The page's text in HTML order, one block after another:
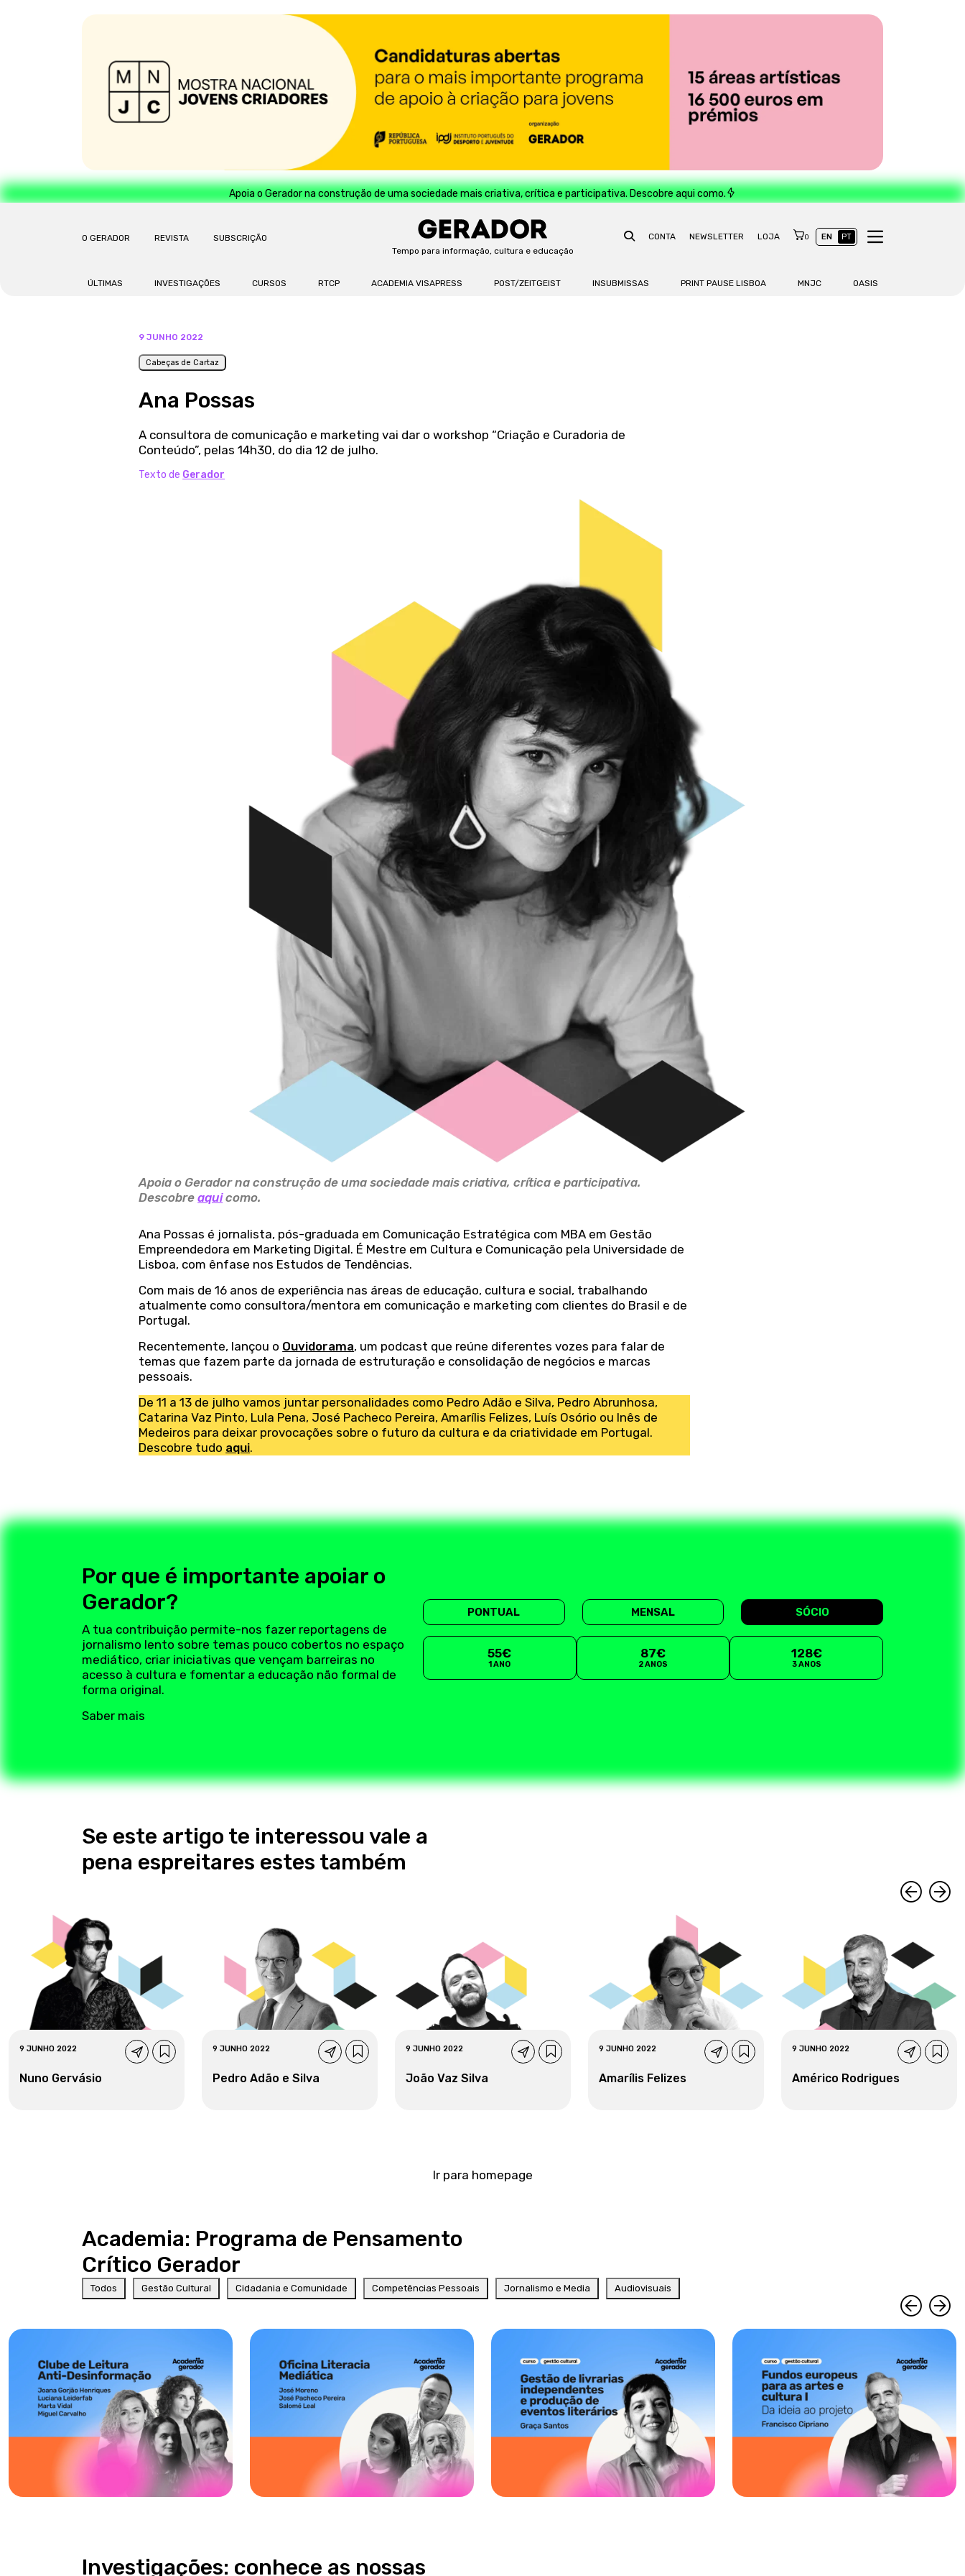
Apoia o Gerador na construção de uma sociedade mais criativa, crítica e participativa. Descobre aqui como.
O GERADOR REVISTA
SUBSCRIÇÃO
Tempo para informação, cultura e educação
CONTA NEWSLETTER LOJA 0 EN PT
ÚLTIMAS INVESTIGAÇÕES CURSOS RTCP ACADEMIA VISAPRESS POST/ZEITGEIST INSUBMISSAS PRINT PAUSE LISBOA MNJC OASIS
9 JUNHO 2022
Cabeças de Cartaz
Ana Possas
A consultora de comunicação e marketing vai dar o workshop “Criação e Curadoria de
Conteúdo”, pelas 14h30, do dia 12 de julho.
Texto de Gerador
Apoia o Gerador na construção de uma sociedade mais criativa, crítica e participativa.
Descobreaquicomo.
Ana Possas é jornalista, pós-graduada em Comunicação Estratégica com MBA em Gestão
Empreendedora em Marketing Digital. É Mestre em Cultura e Comunicação pela Universidade de
Lisboa, com ênfase nos Estudos de Tendências.
Com mais de 16 anos de experiência nas áreas de educação, cultura e social, trabalhando
atualmente como consultora/mentora em comunicação e marketing com clientes do Brasil e de
Portugal.
Recentemente, lançou o Ouvidorama, um podcast que reúne diferentes vozes para falar de
temas que fazem parte da jornada de estruturação e consolidação de negócios e marcas
pessoais.
De 11 a 13 de julho vamos juntar personalidades como Pedro Adão e Silva, Pedro Abrunhosa,
Catarina Vaz Pinto, Lula Pena, José Pacheco Pereira, Amarílis Felizes, Luís Osório ou Inês de
Medeiros para deixar provocações sobre o futuro da cultura e da criatividade em Portugal.
Descobre tudo aqui.
Por que é importante apoiar o
Gerador?
A tua contribuição permite-nos fazer reportagens de
jornalismo lento sobre temas pouco cobertos no espaço
mediático, criar iniciativas que vençam barreiras no
acesso à cultura e fomentar a educação não formal de
forma original.
Saber mais
PONTUAL MENSAL SÓCIO
55€
1 ANO
87€
2 ANOS
128€
3 ANOS
Se este artigo te interessou vale a
pena espreitares estes também
9 JUNHO 2022
Nuno Gervásio
9 JUNHO 2022
Pedro Adão e Silva
9 JUNHO 2022
João Vaz Silva
9 JUNHO 2022
Amarílis Felizes
9 JUNHO 2022
Américo Rodrigues
Ir para homepage
Academia: Programa de Pensamento
Crítico Gerador
Todos Gestão Cultural Cidadania e Comunidade Competências Pessoais Jornalismo e Media Audiovisuais
Investigações: conhece as nossas